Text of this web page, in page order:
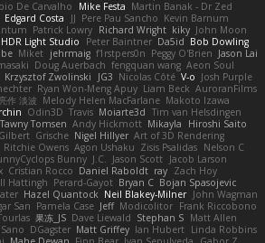
De Carvalho Mike Festa Martin Banak - Dr Zed
Edgard Costa JJ Pere Pau Sancho Kevin Barnum
Patrick Lowry Richard Wright kiky John Moon
HDR Light Studio Peter Baintner Da5id Bob Dowling
Miket jehrmaig f1rstpers0n Peggy O'Brien Jason Lai
Doug Auerbach fengquan wang Aeon Soul
Krzysztof Zwolinski JG3 Nicolas Côté V-o Josh Purple
Ryan Won-Meng Apuy Liam Beck AuroranFilms
作 淡波 Melody Helen MacFarlane Makoto Izawa
Odin3D Travis Moiarte3d Tim van Helsdingen
Tawny Tomsen Andy Hickmott Mikayla
Hiroshi Saito
Grische Nigel Hillyer Art of 3D Rendering
Ritchie Owens Agon Ushaku Zisis Psalidas Nelson C
Bunny J.C. Jason Scott Jacob Larson
Cristian Rocco Daniel Raboldt ray Zach Hoy
Hattingh Perard-Gayot Bryan C Bojan Spasojevic
Hazel Quantock Neil Blakey-Milner John Wagman
San Pamela Case Jeff Modicolitor Frank Riccobono
果冻_JS Dave Liewald Stephan S Matt Allen
DGagster Matt Griffey Ian Hubert Linda Robbins